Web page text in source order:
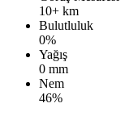
10+ km
Bulutluluk
0%
Yağış
0 mm
Nem
46%